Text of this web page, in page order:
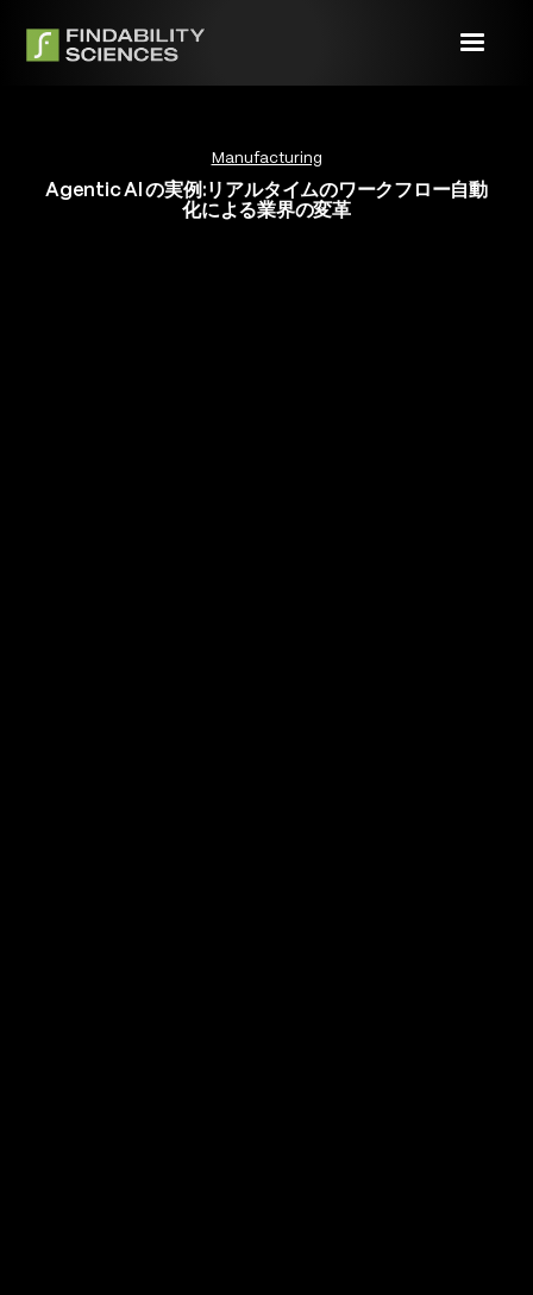
Manufacturing
Agentic AI の実例:リアルタイムのワークフロー自動
化による業界の変革